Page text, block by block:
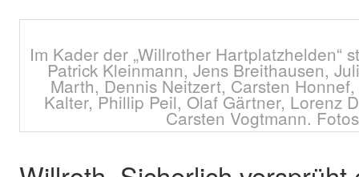
Im Kader der „Willrother Hartplatzhelden“
Patrick Kleinmann, Jens Breithausen,
Marth, Dennis Neitzert, Carsten
Kalter, Phillip Peil, Olaf Gärtner, Lorenz
Carsten Vogtmann.